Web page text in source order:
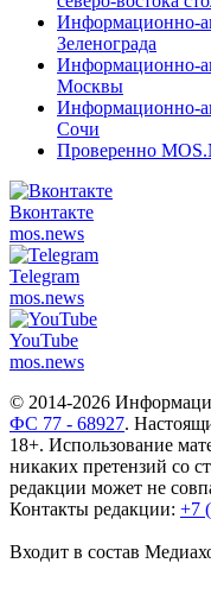
Информационно-
Зеленограда
Информационно-
Москвы
Информационно-
Сочи
Проверенно
Вконтакте
mos.news
Telegram
mos.news
YouTube
mos.news
© 2014-2026
ФС 77 - 68927.
18+. Использование
никаких претензий со
редакции может не
Контакты редакции: +7
Входит в состав